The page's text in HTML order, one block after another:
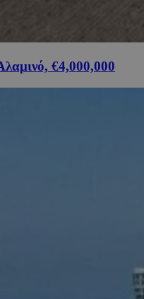
€4,000,000